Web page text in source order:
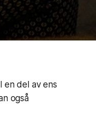
en del av ens
også